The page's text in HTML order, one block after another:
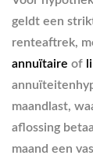
geldt een
renteaftrek,
annuïtaire of
maandlast,
aflossing
maand een